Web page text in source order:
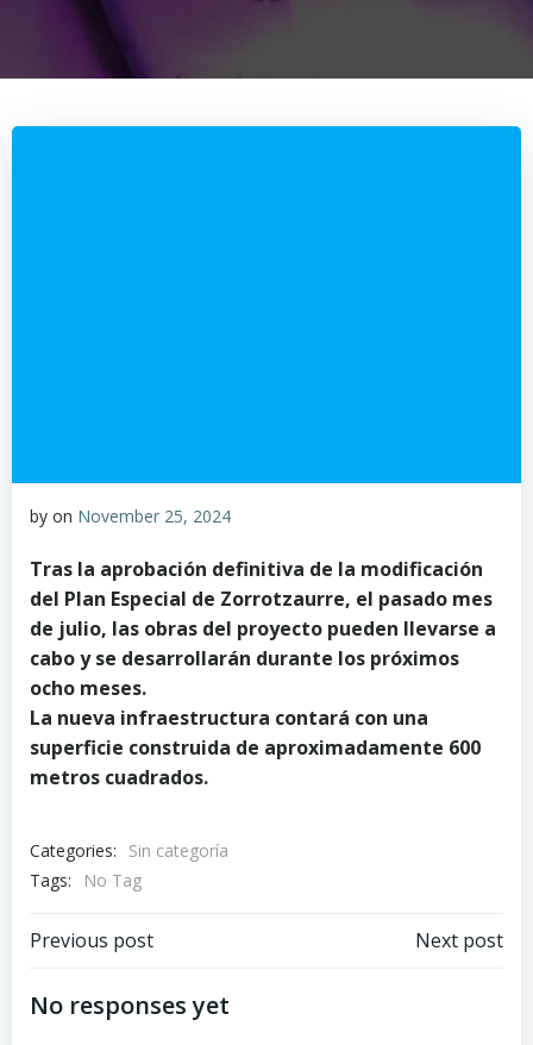
by on November 25, 2024
Tras la aprobación definitiva de la modificación
del Plan Especial de Zorrotzaurre, el pasado mes
de julio, las obras del proyecto pueden llevarse a
cabo y se desarrollarán durante los próximos
ocho meses.
La nueva infraestructura contará con una
superficie construida de aproximadamente 600
metros cuadrados.
Categories:
Sin categoría
Tags:
No Tag
Post
navigation
Previous post Next post
No responses yet